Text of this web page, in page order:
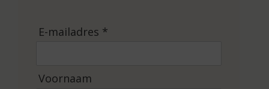
E-mailadres *
Voornaam